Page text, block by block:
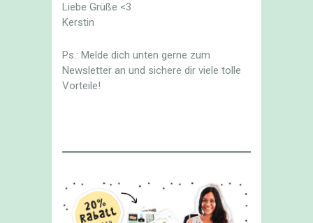
Liebe Grüße <3
Kerstin
Ps.: Melde dich unten gerne zum
Newsletter an und sichere dir viele tolle
Vorteile!